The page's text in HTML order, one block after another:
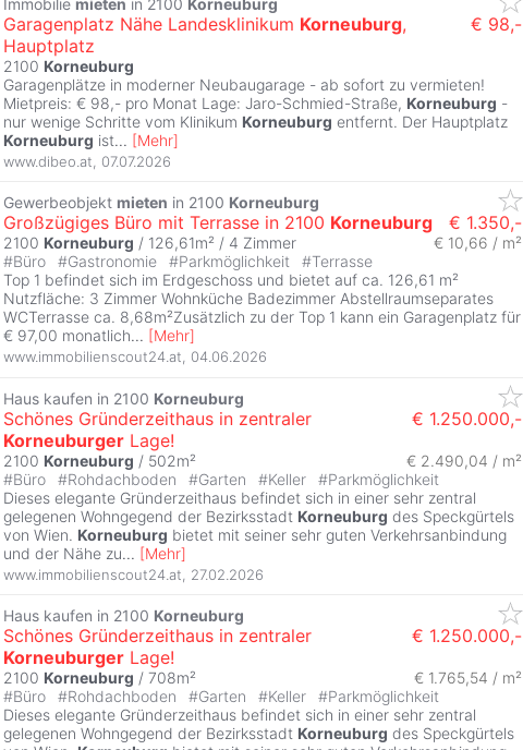
Immobilie mieten in 2100 Korneuburg
Garagenplatz Nähe Landesklinikum Korneuburg,
Hauptplatz
€ 98,-
2100 Korneuburg
Garagenplätze in moderner Neubaugarage - ab sofort zu vermieten!
Mietpreis: € 98,- pro Monat Lage: Jaro-Schmied-Straße, Korneuburg -
nur wenige Schritte vom Klinikum Korneuburg entfernt. Der Hauptplatz
Korneuburg ist... [Mehr]
www.dibeo.at 07.07.2026
Gewerbeobjekt mieten in 2100 Korneuburg
Großzügiges Büro mit Terrasse in 2100 Korneuburg € 1.350,-
2100 Korneuburg / 126,61m² / 4 Zimmer
€ 10,66 / m²
#Büro #Gastronomie #Parkmöglichkeit #Terrasse
Top 1 befindet sich im Erdgeschoss und bietet auf ca. 126,61 m²
Nutzfläche: 3 Zimmer Wohnküche Badezimmer Abstellraumseparates
WCTerrasse ca. 8,68m²Zusätzlich zu der Top 1 kann ein Garagenplatz für
€ 97,00 monatlich... [Mehr]
www.immobilienscout24.at 04.06.2026
Haus kaufen in 2100 Korneuburg
Schönes Gründerzeithaus in zentraler
Korneuburger Lage!
€ 1.250.000,-
2100 Korneuburg / 502m²
€ 2.490,04 / m²
#Büro #Rohdachboden #Garten #Keller #Parkmöglichkeit
Dieses elegante Gründerzeithaus befindet sich in einer sehr zentral
gelegenen Wohngegend der Bezirksstadt Korneuburg des Speckgürtels
von Wien. Korneuburg bietet mit seiner sehr guten Verkehrsanbindung
und der Nähe zu... [Mehr]
www.immobilienscout24.at 27.02.2026
Haus kaufen in 2100 Korneuburg
Schönes Gründerzeithaus in zentraler
Korneuburger Lage!
€ 1.250.000,-
2100 Korneuburg / 708m²
€ 1.765,54 / m²
#Büro #Rohdachboden #Garten #Keller #Parkmöglichkeit
Dieses elegante Gründerzeithaus befindet sich in einer sehr zentral
gelegenen Wohngegend der Bezirksstadt Korneuburg des Speckgürtels